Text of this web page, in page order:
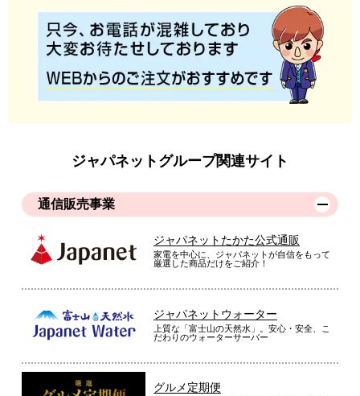
ジャパネットグループ関連サイト
通信販売事業
ジャパネットたかた公式通販
家電を中心に、ジャパネットが自信をもって
厳選した商品だけをご紹介！
ジャパネットウォーター
上質な「富士山の天然水」。安心・安全、こ
だわりのウォーターサーバー
グルメ定期便